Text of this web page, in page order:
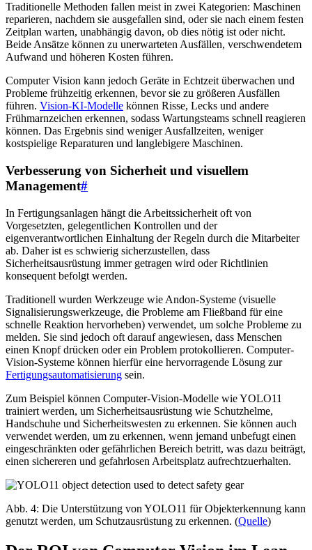
Traditionelle Methoden fallen meist in zwei Kategorien: Maschinen
reparieren, nachdem sie ausgefallen sind, oder sie nach einem festen
Zeitplan warten, unabhängig davon, ob dies nötig ist oder nicht.
Beide Ansätze können zu unerwarteten Ausfällen, verschwendetem
Aufwand und höheren Kosten führen.
Computer Vision kann jedoch Geräte in Echtzeit überwachen und
Probleme frühzeitig erkennen, bevor sie zu größeren Ausfällen
führen. Vision-KI-Modelle können Risse, Lecks und andere
Frühmarnzeichen erkennen, sodass Wartungsteams schnell reagieren
können. Das Ergebnis sind weniger Ausfallzeiten, weniger
kostspielige Reparaturen und langlebigere Maschinen.
Verbesserung von Sicherheit und visuellem
Management#
In Fertigungsanlagen hängt die Arbeitssicherheit oft von
Vorgesetzten, gelegentlichen Kontrollen und der
eigenverantwortlichen Einhaltung der Regeln durch die Mitarbeiter
ab. Daher ist es schwierig sicherzustellen, dass
Sicherheitsausrüstung immer getragen wird oder Richtlinien
konsequent befolgt werden.
Traditionell wurden Werkzeuge wie Andon-Systeme (visuelle
Signalisierungswerkzeuge, die Probleme am Fließband für eine
schnelle Reaktion hervorheben) verwendet, um solche Probleme zu
melden. Sie sind jedoch oft darauf angewiesen, dass Menschen
einen Knopf drücken oder ein Problem protokollieren. Computer-
Vision-Systeme können hierfür eine hervorragende Lösung zur
Fertigungsautomatisierung sein.
Zum Beispiel können Computer-Vision-Modelle wie YOLO11
trainiert werden, um Sicherheitsausrüstung wie Schutzhelme,
Handschuhe und Sicherheitswesten zu erkennen. Sie können auch
verwendet werden, um zu erkennen, wenn jemand unbefugt einen
eingeschränkten oder gefährlichen Bereich betritt, was dazu beiträgt,
einen sichereren und gefahrlosen Arbeitsplatz aufrechtzuerhalten.
Abb. 4: Die Unterstützung von YOLO11 für Objekterkennung kann
genutzt werden, um Schutzausrüstung zu erkennen. (Quelle)